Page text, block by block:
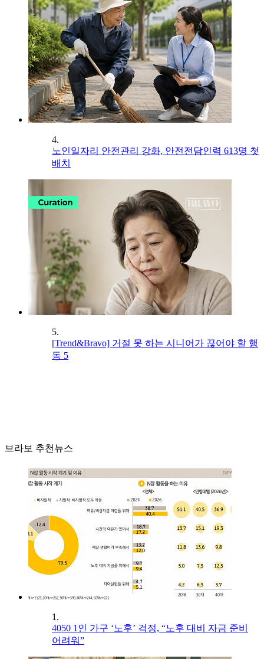
4.
노인일자리 안전관리 강화, 안전전담인력 613명 첫
배치
5.
[Trend&Bravo] 거절 못 하는 시니어가 끊어야 할 행
동 5
브라보 추천뉴스
1.
4050 1인 가구 ‘노후’ 걱정, “노후 대비 자금 준비
어려워”